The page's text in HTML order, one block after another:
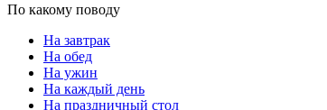
По какому поводу
На завтрак
На обед
На ужин
На каждый день
На праздничный стол